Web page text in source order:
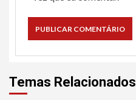
Temas Relacionados